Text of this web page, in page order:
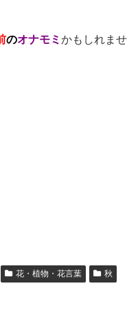
のオナモミ かもしれませ
花・植物・花言葉
秋